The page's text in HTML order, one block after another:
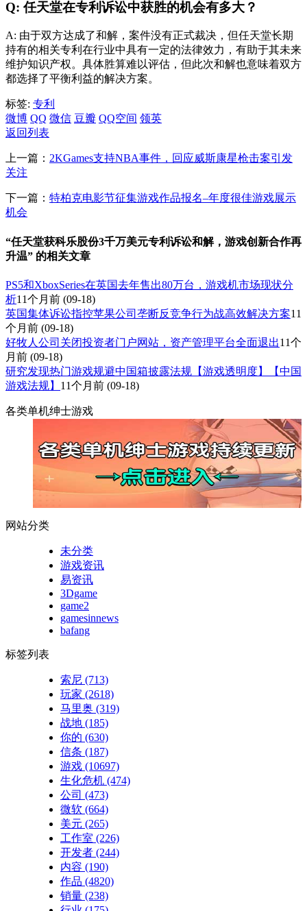
Q: 任天堂在专利诉讼中获胜的机会有多大？
A: 由于双方达成了和解，案件没有正式裁决，但任天堂长期
持有的相关专利在行业中具有一定的法律效力，有助于其未来
维护知识产权。具体胜算难以评估，但此次和解也意味着双方
都选择了平衡利益的解决方案。
标签: 专利
微博 QQ 微信 豆瓣 QQ空间 领英
返回列表
上一篇： 2KGames支持NBA事件，回应威斯康星枪击案引发
关注
下一篇： 特柏克电影节征集游戏作品报名–年度很佳游戏展示
机会
“任天堂获科乐股份3千万美元专利诉讼和解，游戏创新合作再
升温” 的相关文章
PS5和XboxSeries在英国去年售出80万台，游戏机市场现状分
析11个月前 (09-18)
英国集体诉讼指控苹果公司垄断反竞争行为战高效解决方案11
个月前 (09-18)
好牧人公司关闭投资者门户网站，资产管理平台全面退出11个
月前 (09-18)
研究发现热门游戏规避中国箱披露法规【游戏透明度】【中国
游戏法规】 11个月前 (09-18)
各类单机绅士游戏
网站分类
未分类
游戏资讯
易资讯
3Dgame
game2
gamesinnews
bafang
标签列表
索尼 (713)
玩家 (2618)
马里奥 (319)
战地 (185)
你的 (630)
信条 (187)
游戏 (10697)
生化危机 (474)
公司 (473)
微软 (664)
美元 (265)
工作室 (226)
开发者 (244)
内容 (190)
作品 (4820)
销量 (238)